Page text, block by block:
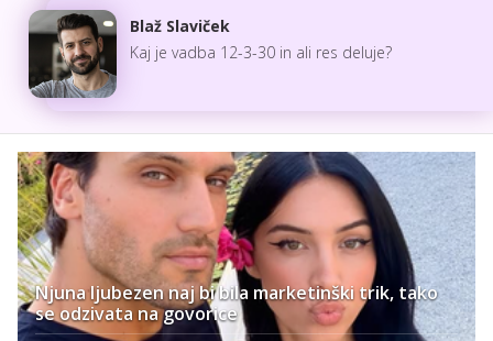
Blaž Slaviček
Kaj je vadba 12-3-30 in ali res deluje?
Njuna ljubezen naj bi bila marketinški trik, tako
se odzivata na govorice